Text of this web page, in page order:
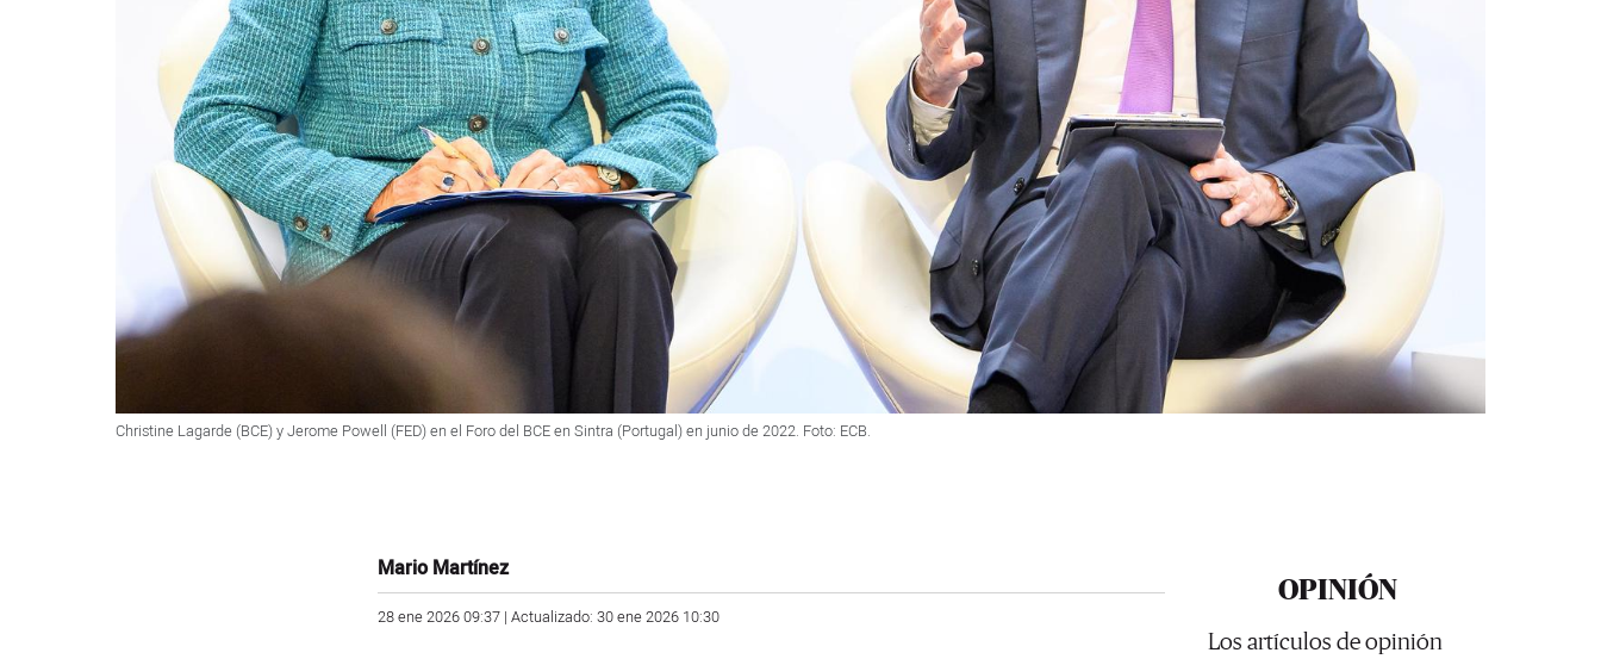
Christine Lagarde (BCE) y Jerome Powell (FED) en el Foro del BCE en Sintra (Portugal) en junio de 2022. Foto: ECB.
Mario Martínez
28 ene 2026 09:37 | Actualizado: 30 ene 2026 10:30
OPINIÓN
Los artículos de opinión